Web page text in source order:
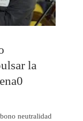
la
neutralidad